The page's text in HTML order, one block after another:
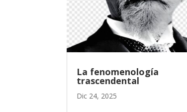
La fenomenología
trascendental
Dic 24, 2025